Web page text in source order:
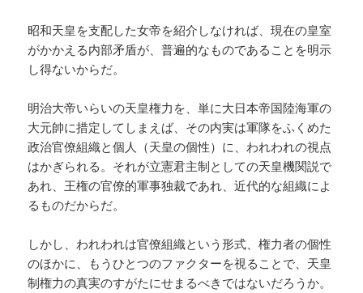
昭和天皇を支配した女帝を紹介しなければ、現在の皇室
がかかえる内部矛盾が、普遍的なものであることを明示
し得ないからだ。
明治大帝いらいの天皇権力を、単に大日本帝国陸海軍の
大元帥に措定してしまえば、その内実は軍隊をふくめた
政治官僚組織と個人（天皇の個性）に、われわれの視点
はかぎられる。それが立憲君主制としての天皇機関説で
あれ、王権の官僚的軍事独裁であれ、近代的な組織によ
るものだからだ。
しかし、われわれは官僚組織という形式、権力者の個性
のほかに、もうひとつのファクターを視ることで、天皇
制権力の真実のすがたにせまるべきではないだろうか。